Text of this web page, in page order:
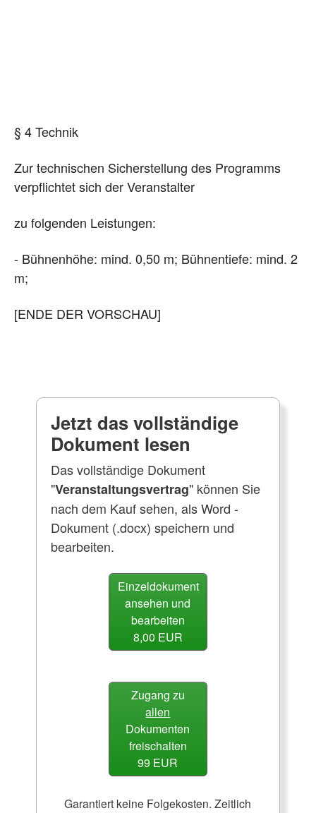
§ 4 Technik
Zur technischen Sicherstellung des Programms
verpflichtet sich der Veranstalter
zu folgenden Leistungen:
- Bühnenhöhe: mind. 0,50 m; Bühnentiefe: mind. 2
m;
[ENDE DER VORSCHAU]
Jetzt das vollständige
Dokument lesen
Das vollständige Dokument
"Veranstaltungsvertrag" können Sie
nach dem Kauf sehen, als Word -
Dokument (.docx) speichern und
bearbeiten.
Einzeldokument
ansehen und
bearbeiten
8,00 EUR
Zugang zu
allen
Dokumenten
freischalten
99 EUR
Garantiert keine Folgekosten. Zeitlich